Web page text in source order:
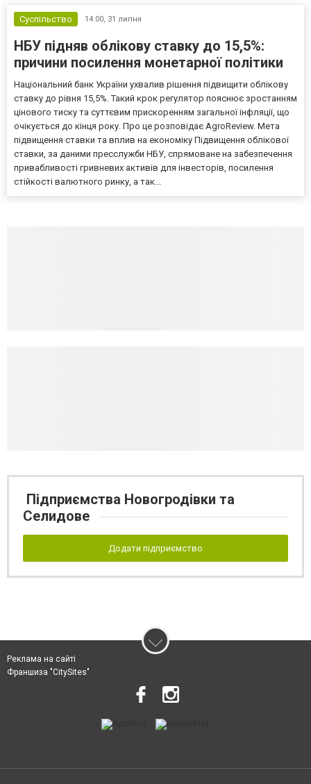
Суспільство 14:00, 31 липня
НБУ підняв облікову ставку до 15,5%:
причини посилення монетарної політики
Національний банк України ухвалив рішення підвищити облікову
ставку до рівня 15,5%. Такий крок регулятор пояснює зростанням
цінового тиску та суттєвим прискоренням загальної інфляції, що
очікується до кінця року. Про це розповідає AgroReview. Мета
підвищення ставки та вплив на економіку Підвищення облікової
ставки, за даними пресслужби НБУ, спрямоване на забезпечення
привабливості гривневих активів для інвесторів, посилення
стійкості валютного ринку, а так...
Підприємства Новогродівки та
Селидове
Додати підприємство
Реклама на сайті
Франшиза "CitySites"